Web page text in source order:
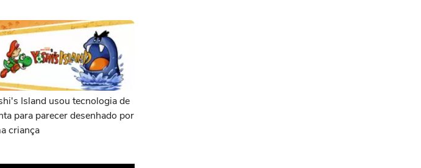
Island usou tecnologia de
para parecer desenhado por
criança